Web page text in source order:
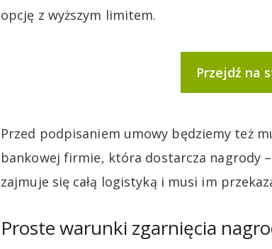
opcję z wyższym limitem.
Przejdź na
Przed podpisaniem umowy będziemy też
bankowej firmie, która dostarcza nagrody
zajmuje się całą logistyką i musi im
Proste warunki zgarnięcia